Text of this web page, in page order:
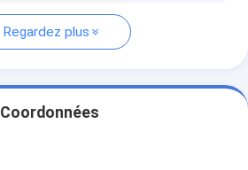
Regardez plus
Coordonnées